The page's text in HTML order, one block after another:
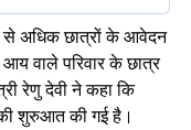
से अधिक छात्रों के आवेदन
वाले परिवार के छात्र
रेणु देवी ने कहा कि
शुरुआत की गई है।